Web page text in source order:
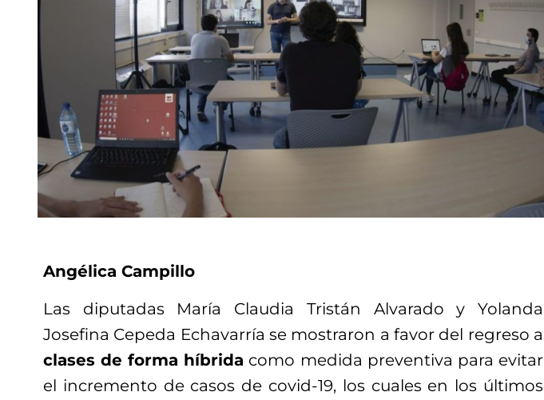
Angélica Campillo
Las diputadas María Claudia Tristán Alvarado y Yolanda
Josefina Cepeda Echavarría se mostraron a favor del regreso a
clases de forma híbrida como medida preventiva para evitar
el incremento de casos de covid-19, los cuales en los últimos